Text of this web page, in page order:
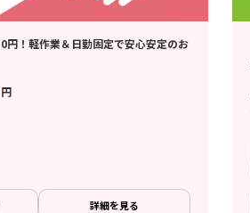
円！軽作業＆日勤固定で安心安定のお
円
詳細を見る